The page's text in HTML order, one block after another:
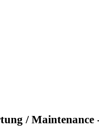
/ Maintenance